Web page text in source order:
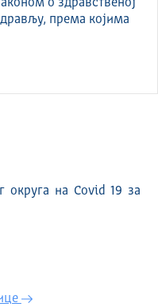
о здравственој
према којима
округа на Covid 19 за